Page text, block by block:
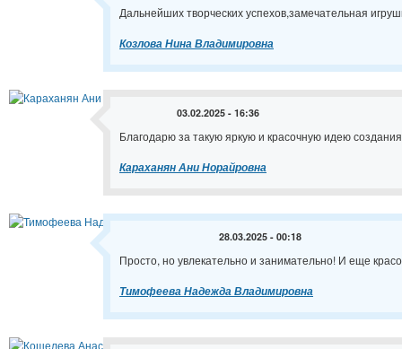
Дальнейших творческих успехов,замечательная
Козлова Нина Владимировна
03.02.2025 - 16:36
Благодарю за такую яркую и красочную идею
Караханян Ани Норайровна
28.03.2025 - 00:18
Просто, но увлекательно и занимательно! И еще
Тимофеева Надежда Владимировна